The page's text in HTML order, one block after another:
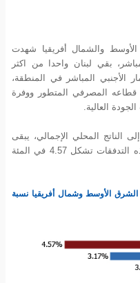
والشمال أفريقيا شهدت
بقي لبنان واحدا من اكثر
الأجنبي المباشر في المنطقة،
قطاعه المصرفي المتطور ووفرة
العالية.
الناتج المحلي الإجمالي، يبقى
لبنان في طليعة دول المنطقة حيث ان هذه التدفقات تشكل 4.57 في المئة
الشرق الأوسط وشمال أفريقيا نسبة